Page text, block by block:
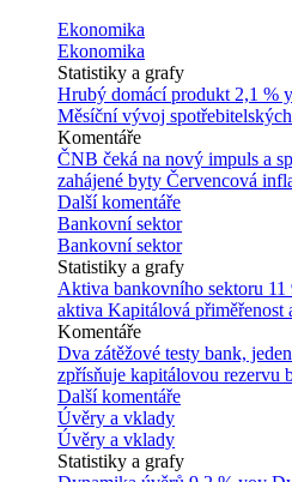
Ekonomika
Ekonomika
Statistiky a grafy
Hrubý domácí produkt 2,1 %
Měsíční vývoj
Komentáře
ČNB čeká na nový impuls a
zahájené byty Červencová
Další komentáře
Bankovní sektor
Bankovní sektor
Statistiky a grafy
Aktiva bankovního sektoru 11
aktiva Kapitálová přiměřenost
Komentáře
Dva zátěžové testy bank,
zpřísňuje kapitálovou rezervu
Další komentáře
Úvěry a vklady
Úvěry a vklady
Statistiky a grafy